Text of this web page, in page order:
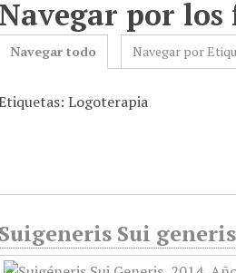
Navegar por
Navegar todo Navegar por
Logoterapia
Suigeneris Sui